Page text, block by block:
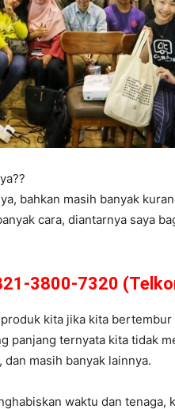
bahkan masih banyak
cara, diantarnya saya
3800-7320
kita jika kita bertembur
panjang ternyata kita tidak
masih banyak lainnya.
waktu dan tenaga,